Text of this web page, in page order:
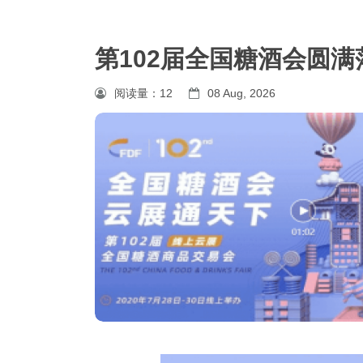
第102届全国糖酒会圆满
阅读量： 12 08 Aug, 2026